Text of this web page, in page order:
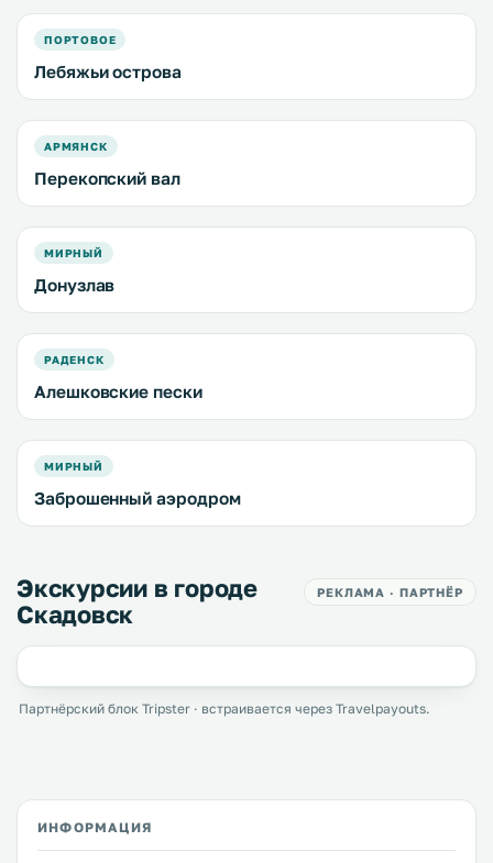
ПОРТОВОЕ
Лебяжьи острова
АРМЯНСК
Перекопский вал
МИРНЫЙ
Донузлав
РАДЕНСК
Алешковские пески
МИРНЫЙ
Заброшенный аэродром
Экскурсии в городе
Скадовск
РЕКЛАМА · ПАРТНЁР
Партнёрский блок Tripster · встраивается через Travelpayouts.
ИНФОРМАЦИЯ